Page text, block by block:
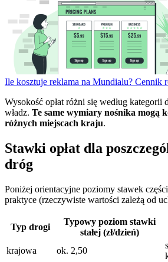
Ile kosztuje reklama na Mundialu? Cennik
Wysokość opłat różni się według
władz. Te same wymiary nośnika mogą
różnych miejscach kraju.
Stawki opłat dla
dróg
Poniżej orientacyjne poziomy stawek
praktyce (rzeczywiste wartości zależą od
Typ drogi
Typowy poziom stawki
stałej (zł/dzień)
krajowa ok. 2,50